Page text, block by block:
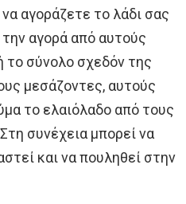
αγοράζετε το λάδι σας
αγορά από αυτούς
το σύνολο σχεδόν της
μεσάζοντες, αυτούς
το ελαιόλαδο από τους
συνέχεια μπορεί να
και να πουληθεί στην